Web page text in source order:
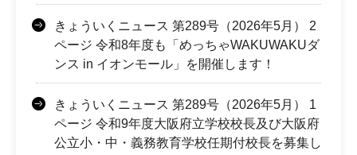
きょういくニュース 第289号（2026年5月） 2
ページ 令和8年度も「めっちゃWAKUWAKUダ
ンス in イオンモール」を開催します！
きょういくニュース 第289号（2026年5月） 1
ページ 令和9年度大阪府立学校校長及び大阪府
公立小・中・義務教育学校任期付校長を募集し